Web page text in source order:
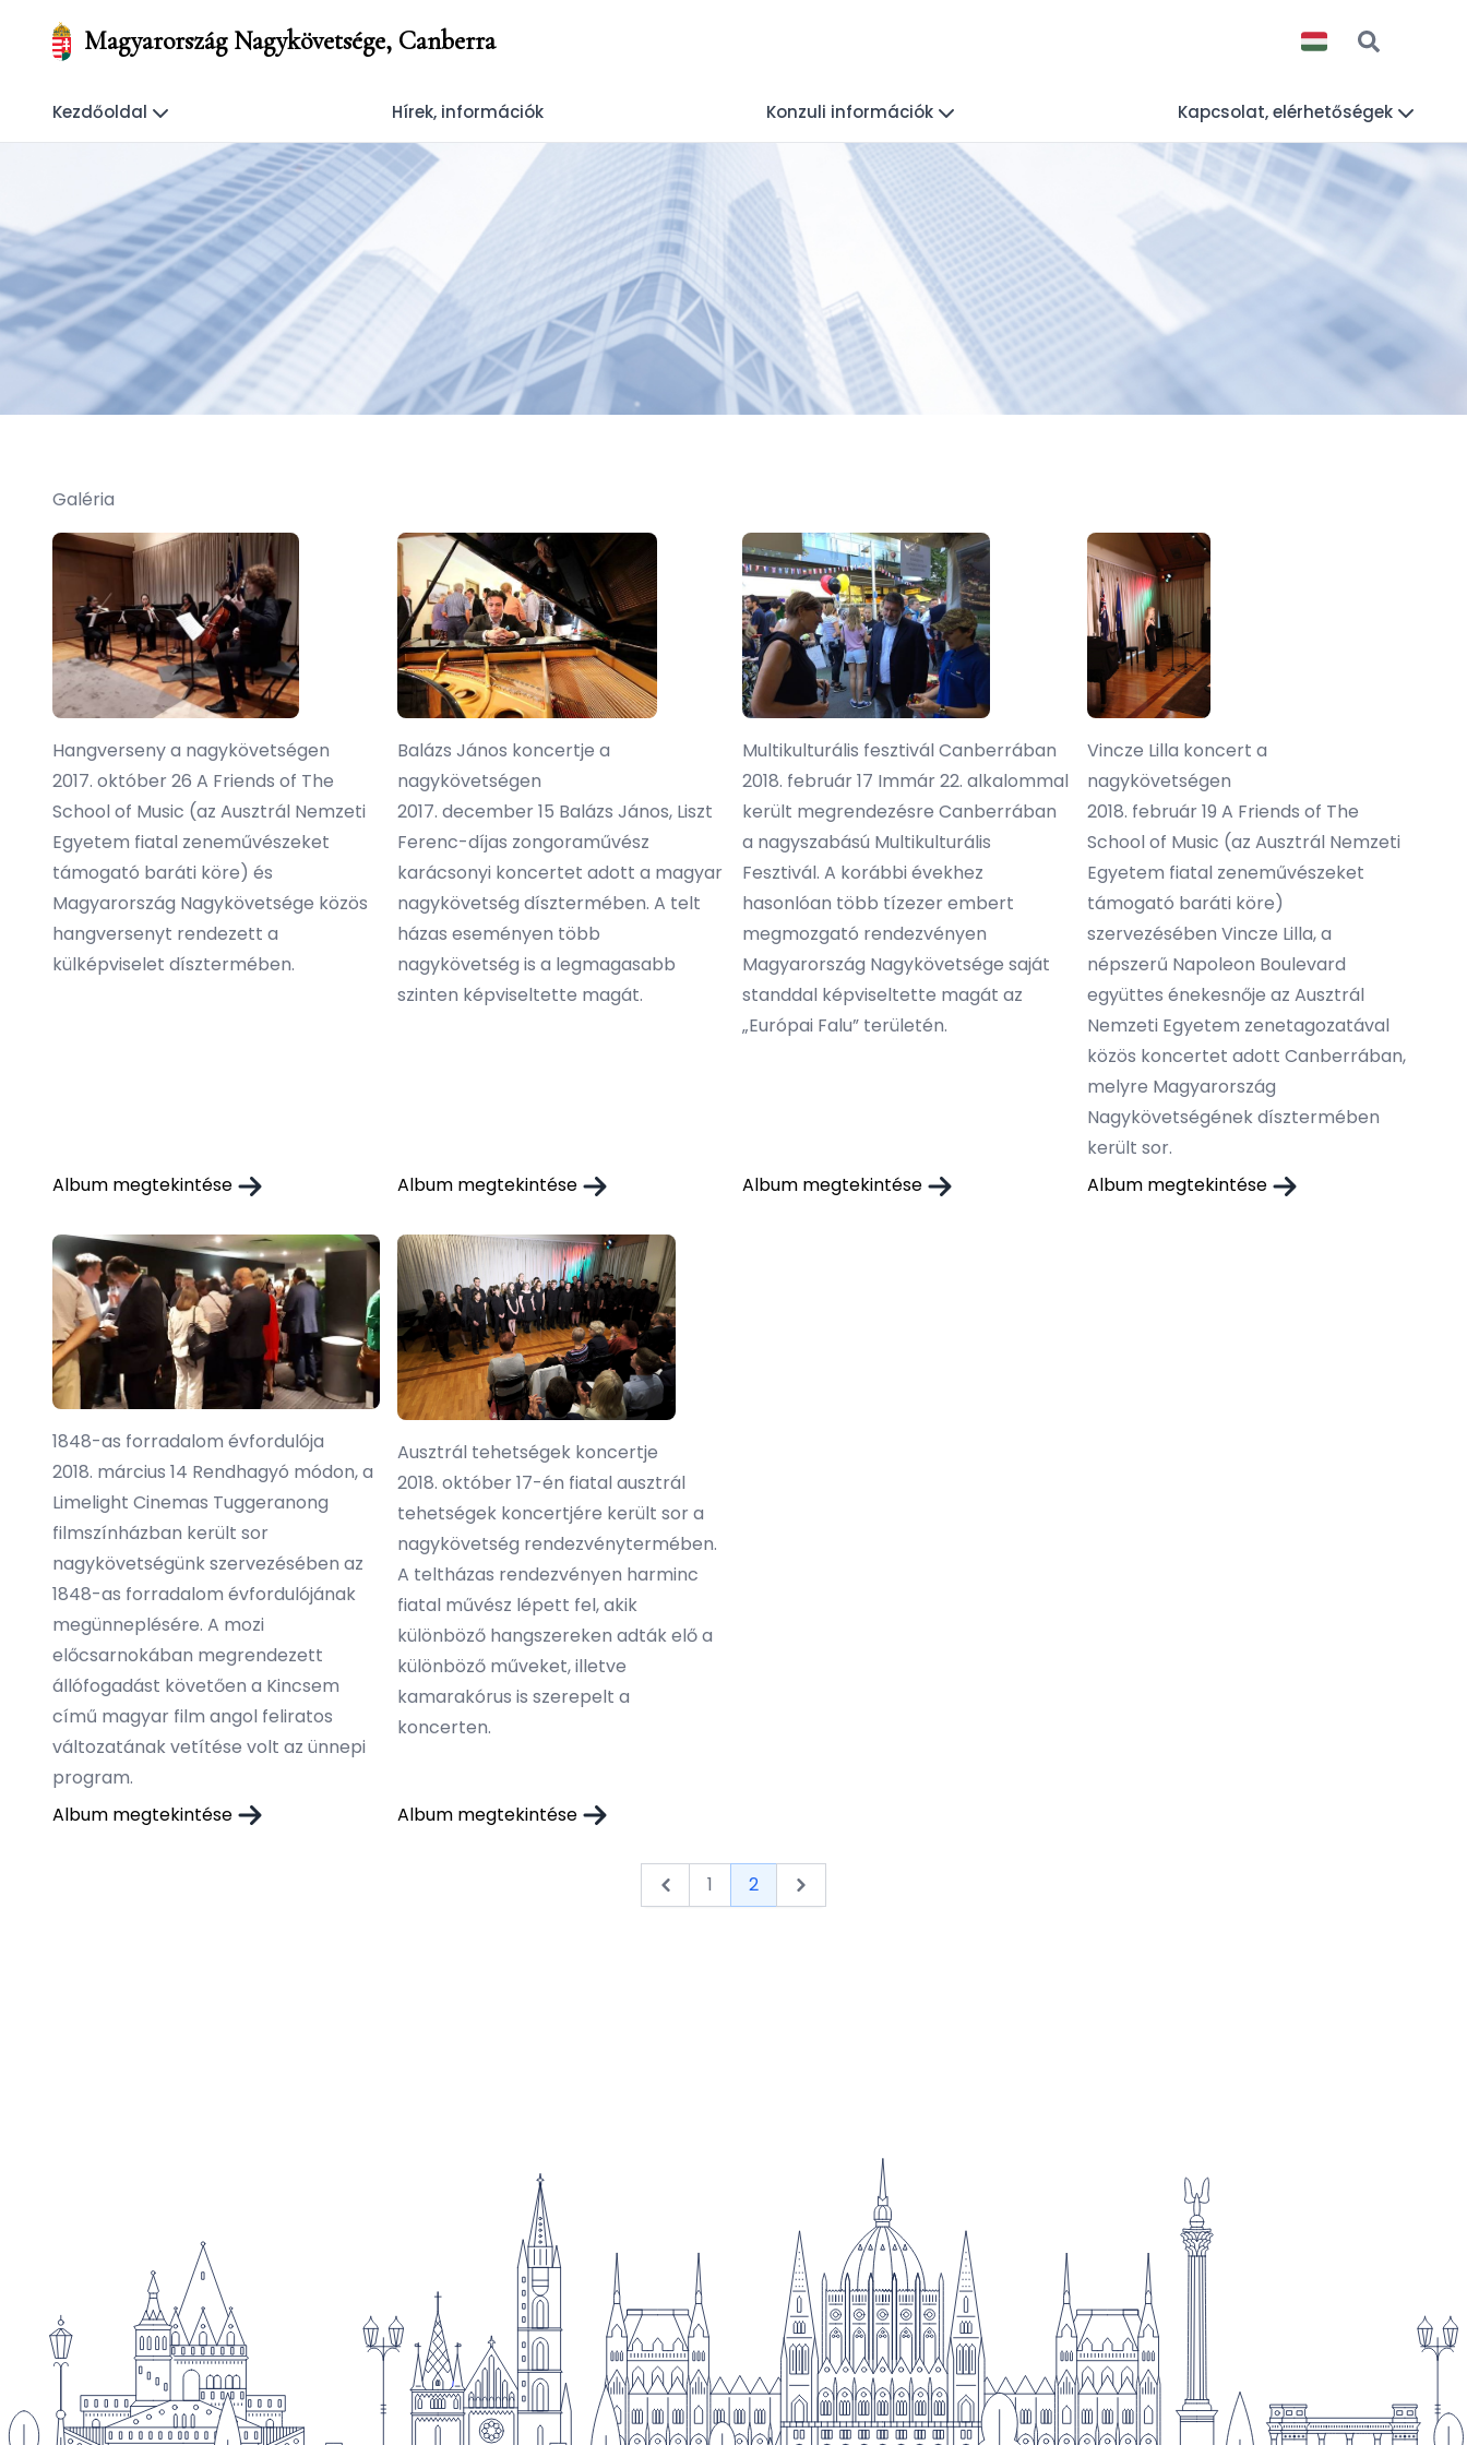
Magyarország Nagykövetsége, Canberra
Kezdőoldal Hírek, információk Konzuli információk Kapcsolat, elérhetőségek
Galéria
Hangverseny a nagykövetségen
2017. október 26 A Friends of The
School of Music (az Ausztrál Nemzeti
Egyetem fiatal zeneművészeket
támogató baráti köre) és
Magyarország Nagykövetsége közös
hangversenyt rendezett a
külképviselet dísztermében.
Album megtekintése
Balázs János koncertje a
nagykövetségen
2017. december 15 Balázs János, Liszt
Ferenc-díjas zongoraművész
karácsonyi koncertet adott a magyar
nagykövetség dísztermében. A telt
házas eseményen több
nagykövetség is a legmagasabb
szinten képviseltette magát.
Album megtekintése
Multikulturális fesztivál Canberrában
2018. február 17 Immár 22. alkalommal
került megrendezésre Canberrában
a nagyszabású Multikulturális
Fesztivál. A korábbi évekhez
hasonlóan több tízezer embert
megmozgató rendezvényen
Magyarország Nagykövetsége saját
standdal képviseltette magát az
„Európai Falu” területén.
Album megtekintése
Vincze Lilla koncert a
nagykövetségen
2018. február 19 A Friends of The
School of Music (az Ausztrál Nemzeti
Egyetem fiatal zeneművészeket
támogató baráti köre)
szervezésében Vincze Lilla, a
népszerű Napoleon Boulevard
együttes énekesnője az Ausztrál
Nemzeti Egyetem zenetagozatával
közös koncertet adott Canberrában,
melyre Magyarország
Nagykövetségének dísztermében
került sor.
Album megtekintése
1848-as forradalom évfordulója
2018. március 14 Rendhagyó módon, a
Limelight Cinemas Tuggeranong
filmszínházban került sor
nagykövetségünk szervezésében az
1848-as forradalom évfordulójának
megünneplésére. A mozi
előcsarnokában megrendezett
állófogadást követően a Kincsem
című magyar film angol feliratos
változatának vetítése volt az ünnepi
program.
Album megtekintése
Ausztrál tehetségek koncertje
2018. október 17-én fiatal ausztrál
tehetségek koncertjére került sor a
nagykövetség rendezvénytermében.
A teltházas rendezvényen harminc
fiatal művész lépett fel, akik
különböző hangszereken adták elő a
különböző műveket, illetve
kamarakórus is szerepelt a
koncerten.
Album megtekintése
&laquo; Previous
1 2